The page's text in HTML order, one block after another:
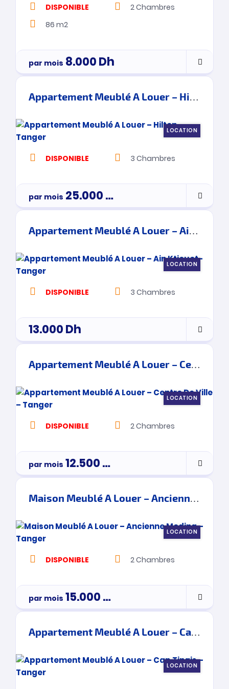
DISPONIBLE 2Chambres
86 m2
par mois 8.000Dh
Appartement Meublé A Louer – Hilton – Tanger
LOCATION
DISPONIBLE 3 Chambres
par mois 25.000Dh
Appartement Meublé A Louer – Ain Ktiouet- Tanger
LOCATION
DISPONIBLE 3 Chambres
13.000Dh
Appartement Meublé A Louer – Centre De Ville – Tanger
LOCATION
DISPONIBLE 2Chambres
par mois 12.500Dh
Maison Meublé A Louer – Ancienne Medina – Tanger
LOCATION
DISPONIBLE 2Chambres
par mois 15.000Dh
Appartement Meublé A Louer – Cap Tingis – Tanger
LOCATION